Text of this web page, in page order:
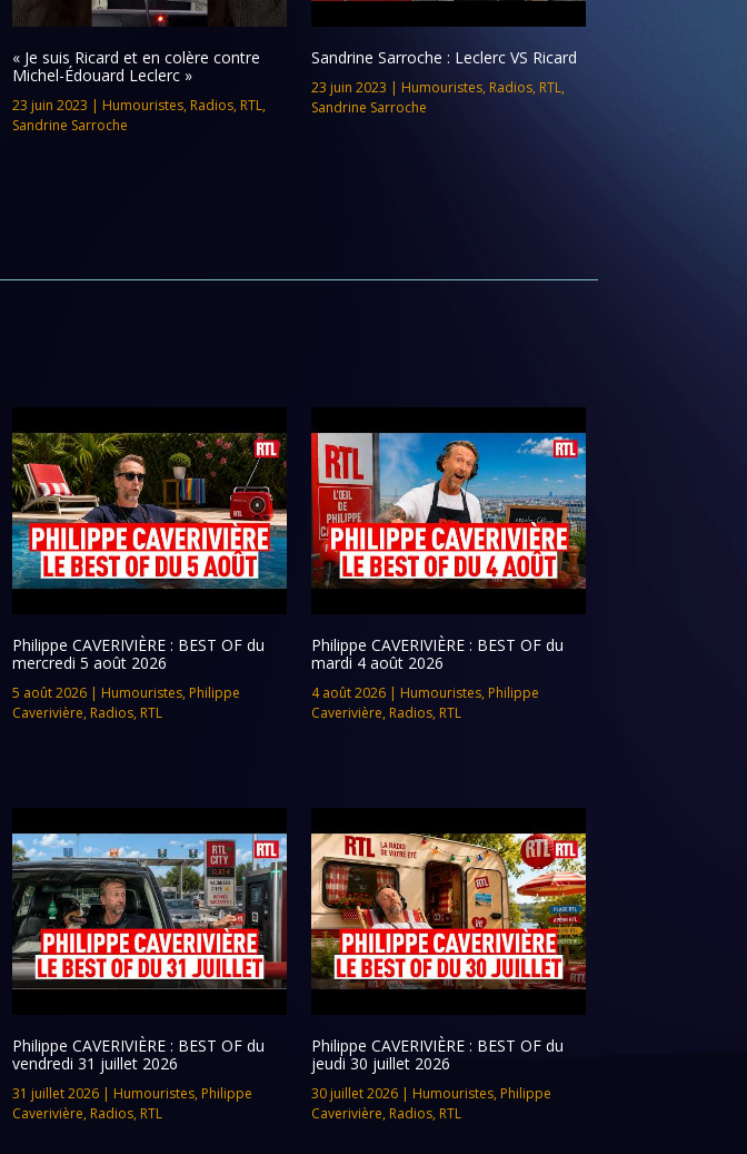
« Je suis Ricard et en colère contre
Michel-Édouard Leclerc »
23 juin 2023 | Humouristes, Radios, RTL,
Sandrine Sarroche
Sandrine Sarroche : Leclerc VS Ricard
23 juin 2023 | Humouristes, Radios, RTL,
Sandrine Sarroche
Philippe CAVERIVIÈRE : BEST OF du
mercredi 5 août 2026
5 août 2026| Humouristes, Philippe
Caverivière, Radios, RTL
Philippe CAVERIVIÈRE : BEST OF du
mardi 4 août 2026
4 août 2026| Humouristes, Philippe
Caverivière, Radios, RTL
Philippe CAVERIVIÈRE : BEST OF du
vendredi 31 juillet 2026
31 juillet 2026| Humouristes, Philippe
Caverivière, Radios, RTL
Philippe CAVERIVIÈRE : BEST OF du
jeudi 30 juillet 2026
30 juillet 2026| Humouristes, Philippe
Caverivière, Radios, RTL